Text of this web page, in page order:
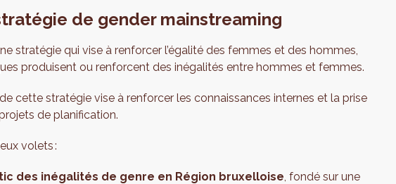
de gender mainstreaming
stratégie qui vise à renforcer l’égalité des femmes et des hommes,
produisent ou renforcent des inégalités entre hommes et femmes.
cette stratégie vise à renforcer les connaissances internes et la prise
de planification.
volets :
des inégalités de genre en Région bruxelloise, fondé sur une